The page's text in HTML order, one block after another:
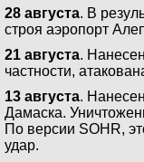
28 августа. В
строя аэропорт
21 августа.
частности,
13 августа.
Дамаска.
По версии SOHR,
удар.